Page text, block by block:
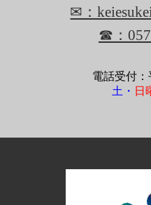
✉：
☎：
電話受付：
土・ 日